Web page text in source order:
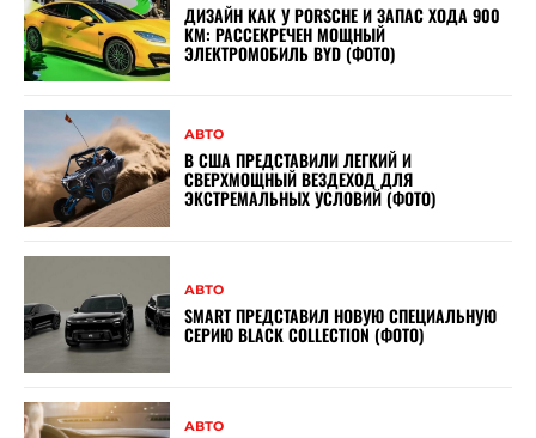
ДИЗАЙН КАК У PORSCHE И ЗАПАС ХОДА 900
КМ: РАССЕКРЕЧЕН МОЩНЫЙ
ЭЛЕКТРОМОБИЛЬ BYD (ФОТО)
АВТО
В США ПРЕДСТАВИЛИ ЛЕГКИЙ И
СВЕРХМОЩНЫЙ ВЕЗДЕХОД ДЛЯ
ЭКСТРЕМАЛЬНЫХ УСЛОВИЙ (ФОТО)
АВТО
SMART ПРЕДСТАВИЛ НОВУЮ СПЕЦИАЛЬНУЮ
СЕРИЮ BLACK COLLECTION (ФОТО)
АВТО